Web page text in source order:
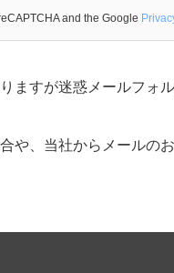
and the Google
ますが迷惑メールフ
や、当社からメール